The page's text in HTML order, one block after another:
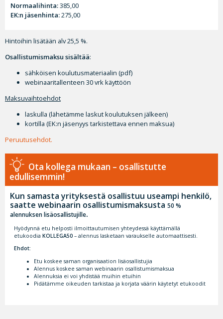
Normaalihinta:385,00
EK:n jäsenhinta:275,00
Hintoihin lisätään alv 25,5 %.
Osallistumismaksu sisältää:
sähköisen koulutusmateriaalin (pdf)
webinaaritallenteen 30 vrk käyttöön
Maksuvaihtoehdot
laskulla (lähetämme laskut koulutuksen jälkeen)
kortilla (EK:n jäsenyys tarkistettava ennen maksua)
Peruutusehdot.
Ota kollega mukaan – osallistutte
edullisemmin!
Kun samasta yrityksestä osallistuu useampi henkilö,
saatte webinaarin osallistumismaksusta 50 %
alennuksen lisäosallistujille.
Hyödynnä etu helposti ilmoittautumisen yhteydessä käyttämällä
etukoodiaKOLLEGA50 – alennus lasketaan varaukselle automaattisesti.
Ehdot:
Etu koskee saman organisaation lisäosallistujia
Alennus koskee saman webinaarin osallistumismaksua
Alennuksia ei voi yhdistää muihin etuihin
Pidätämme oikeuden tarkistaa ja korjata väärin käytetyt etukoodit